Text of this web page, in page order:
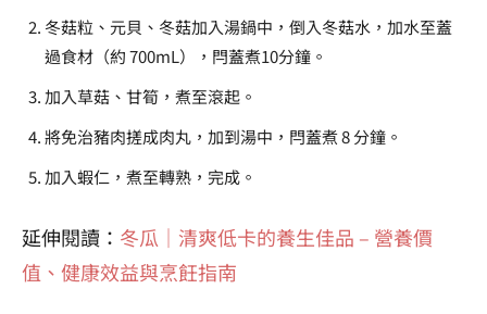
冬菇粒、元貝、冬菇加入湯鍋中，倒入冬菇水，加水至蓋
過食材（約 700mL），閂蓋煮10分鐘。
加入草菇、甘筍，煮至滾起。
將免治豬肉搓成肉丸，加到湯中，閂蓋煮 8 分鐘。
加入蝦仁，煮至轉熟，完成。
延伸閱讀： 冬瓜｜清爽低卡的養生佳品 – 營養價
值、健康效益與烹飪指南